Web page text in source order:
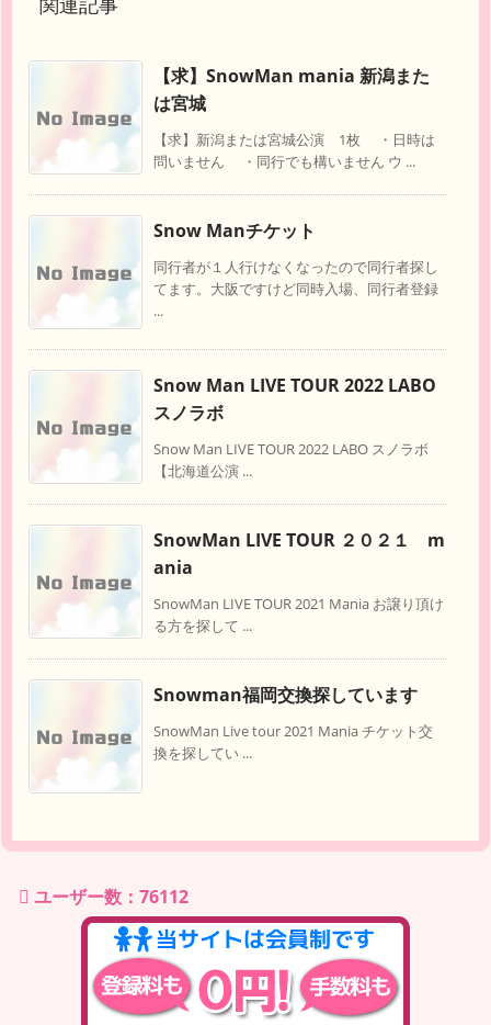
【求】SnowMan mania 新潟また
は宮城
【求】新潟または宮城公演 1枚 ・日時は
問いません ・同行でも構いません ウ ...
Snow Manチケット
同行者が１人行けなくなったので同行者探し
てます。大阪ですけど同時入場、同行者登録
...
Snow Man LIVE TOUR 2022 LABO
スノラボ
Snow Man LIVE TOUR 2022 LABO スノラボ
【北海道公演 ...
SnowMan LIVE TOUR ２０２１ m
ania
SnowMan LIVE TOUR 2021 Mania お譲り頂け
る方を探して ...
Snowman福岡交換探しています
SnowMan Live tour 2021 Mania チケット交
換を探してい ...
ユーザー数：76112